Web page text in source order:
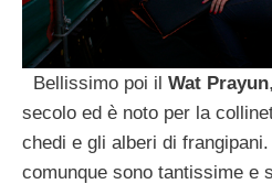
Bellissimo poi il Wat Prayun
secolo ed è noto per la
chedi e gli alberi di
comunque sono tantissime e